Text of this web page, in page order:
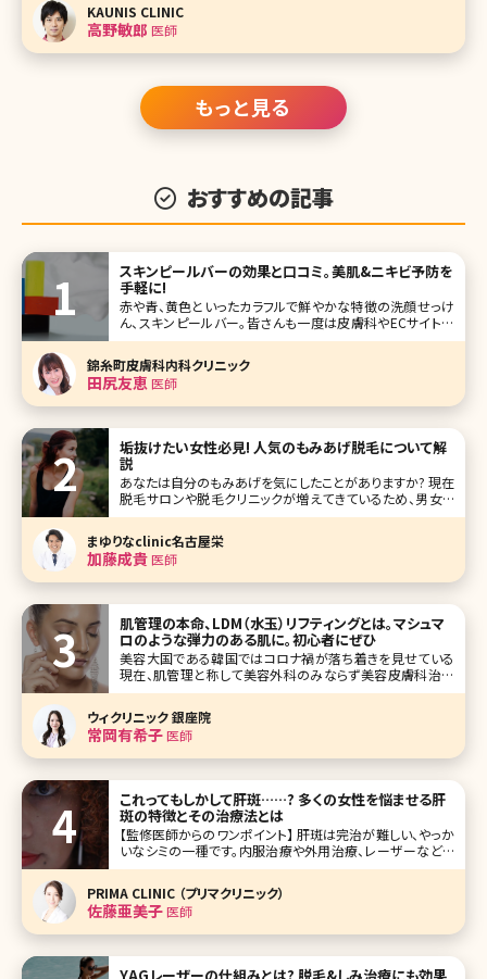
ば……」と鏡の前でため息をついた経験は、2度や3度ではあ
るまい。ダイエットや美容
KAUNIS CLINIC
高野敏郎 医師
もっと見る
おすすめの記事
スキンピールバーの効果と口コミ。美肌&ニキビ予防を
手軽に!
赤や青、黄色といったカラフルで鮮やかな特徴の洗顔せっけ
ん、スキンピールバー。皆さんも一度は皮膚科やECサイトな
どで見かけたことがあるのではないでしょうか。ピーリング効
果のあるせっけんで、洗顔感覚でピーリングできるというア
イテムです。興
錦糸町皮膚科内科クリニック
田尻友恵 医師
垢抜けたい女性必見! 人気のもみあげ脱毛について解
説
あなたは自分のもみあげを気にしたことがありますか? 現在
脱毛サロンや脱毛クリニックが増えてきているため、男女と
もに脱毛をする人が増えています。脱毛というと脇や脚、VIO
などの箇所をイメージする人たちが多いですが、今じわじわ
と注目されているのが「もみあげ脱毛」です。 もみあげという
小さなパ
まゆりなclinic名古屋栄
加藤成貴医師
肌管理の本命、LDM（水玉）リフティングとは。マシュマ
ロのような弾力のある肌に。初心者にぜひ
美容大国である韓国ではコロナ禍が落ち着きを見せている
現在、肌管理と称して美容外科のみならず美容皮膚科治療
が20代女性を中心にとても人気になっています。韓国は美
容クリニックに最新の機械が数多くあるというだけでなく、価
格が日本と比べてかなり手頃であり、旅行も兼ねて美容クリ
ニックを訪れる方が増加しているそ
ウィクリニック 銀座院
常岡有希子医師
これってもしかして肝斑……? 多くの女性を悩ませる肝
斑の特徴とその治療法とは
【監修医師からのワンポイント】 肝斑は完治が難しい、やっか
いなシミの一種です。内服治療や外用治療、レーザーなどを
組み合わせて複合的な治療が必要になります。ご自身でも
普段から紫外線ケアや、洗顔やメイクのときにこすらないよう
に注意するなど、肝斑を悪化させない工夫をしっかりと行っ
てくださいね。
PRIMA CLINIC （プリマクリニック）
佐藤亜美子医師